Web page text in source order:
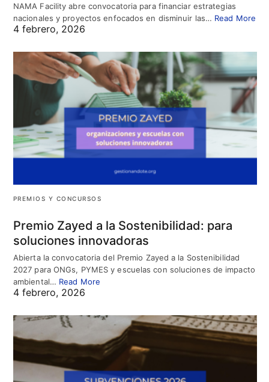
NAMA Facility abre convocatoria para financiar estrategias
nacionales y proyectos enfocados en disminuir las… Read More
4 febrero, 2026
PREMIOS Y CONCURSOS
Premio Zayed a la Sostenibilidad: para
soluciones innovadoras
Abierta la convocatoria del Premio Zayed a la Sostenibilidad
2027 para ONGs, PYMES y escuelas con soluciones de impacto
ambiental… Read More
4 febrero, 2026